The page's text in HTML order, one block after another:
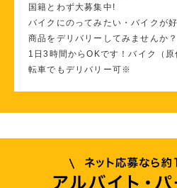
国籍とわず大募集中!
バイクにのってみたい・バイクが
商品をデリバリーしてみませんか？
1日3時間からOKです！バイク（
転車でもデリバリー可※